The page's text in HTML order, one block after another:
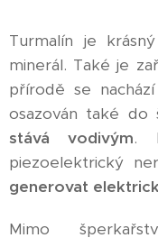
Turmalín je
minerál. Také je
přírodě se
osazován také do
stává vodivým.
piezoelektrický
generovat
Mimo